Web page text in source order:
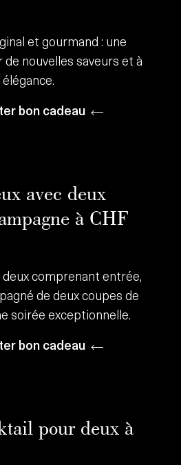
et gourmand : une
nouvelles saveurs et à
bon cadeau
avec deux
à CHF
comprenant entrée,
de deux coupes de
soirée exceptionnelle.
bon cadeau
pour deux à